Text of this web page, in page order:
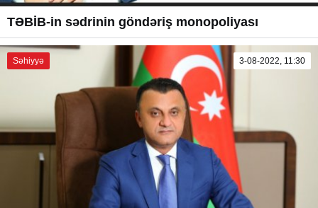
TƏBİB-in sədrinin göndəriş monopoliyası
Səhiyyə 3-08-2022, 11:30